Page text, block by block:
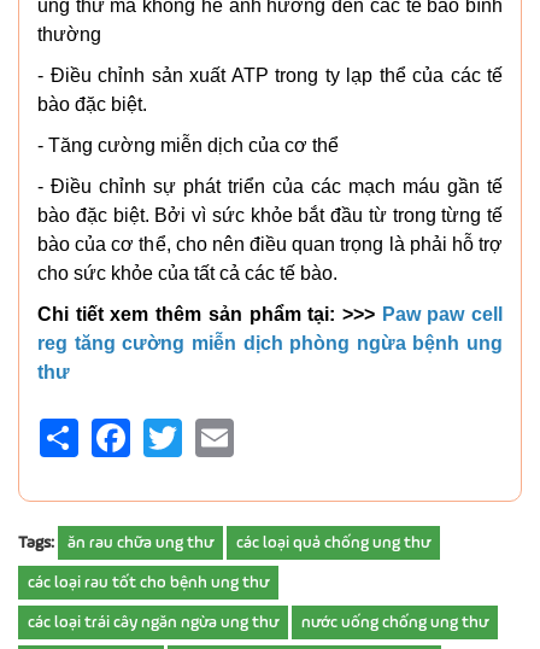
ung thư mà không hề ảnh hưởng đến các tế bào bình
thường
- Điều chỉnh sản xuất ATP trong ty lạp thể của các tế
bào đặc biệt.
- Tăng cường miễn dịch của cơ thể
- Điều chỉnh sự phát triển của các mạch máu gần tế
bào đặc biệt. Bởi vì sức khỏe bắt đầu từ trong từng tế
bào của cơ thể, cho nên điều quan trọng là phải hỗ trợ
cho sức khỏe của tất cả các tế bào.
Chi tiết xem thêm sản phẩm tại: >>> Paw paw cell
reg tăng cường miễn dịch phòng ngừa bệnh ung
thư
Share FacebookTwitter
Tags: ăn rau chữa ung thư các loại quả chống ung thư
các loại rau tốt cho bệnh ung thư
các loại trái cây ngăn ngừa ung thư nước uống chống ung thư